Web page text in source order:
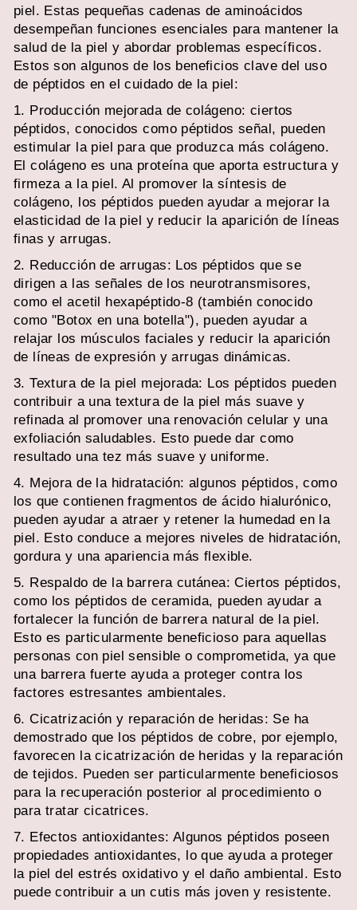
piel. Estas pequeñas cadenas de aminoácidos
desempeñan funciones esenciales para mantener la
salud de la piel y abordar problemas específicos.
Estos son algunos de los beneficios clave del uso
de péptidos en el cuidado de la piel:
1. Producción mejorada de colágeno: ciertos
péptidos, conocidos como péptidos señal, pueden
estimular la piel para que produzca más colágeno.
El colágeno es una proteína que aporta estructura y
firmeza a la piel. Al promover la síntesis de
colágeno, los péptidos pueden ayudar a mejorar la
elasticidad de la piel y reducir la aparición de líneas
finas y arrugas.
2. Reducción de arrugas: Los péptidos que se
dirigen a las señales de los neurotransmisores,
como el acetil hexapéptido-8 (también conocido
como "Botox en una botella"), pueden ayudar a
relajar los músculos faciales y reducir la aparición
de líneas de expresión y arrugas dinámicas.
3. Textura de la piel mejorada: Los péptidos pueden
contribuir a una textura de la piel más suave y
refinada al promover una renovación celular y una
exfoliación saludables. Esto puede dar como
resultado una tez más suave y uniforme.
4. Mejora de la hidratación: algunos péptidos, como
los que contienen fragmentos de ácido hialurónico,
pueden ayudar a atraer y retener la humedad en la
piel. Esto conduce a mejores niveles de hidratación,
gordura y una apariencia más flexible.
5. Respaldo de la barrera cutánea: Ciertos péptidos,
como los péptidos de ceramida, pueden ayudar a
fortalecer la función de barrera natural de la piel.
Esto es particularmente beneficioso para aquellas
personas con piel sensible o comprometida, ya que
una barrera fuerte ayuda a proteger contra los
factores estresantes ambientales.
6. Cicatrización y reparación de heridas: Se ha
demostrado que los péptidos de cobre, por ejemplo,
favorecen la cicatrización de heridas y la reparación
de tejidos. Pueden ser particularmente beneficiosos
para la recuperación posterior al procedimiento o
para tratar cicatrices.
7. Efectos antioxidantes: Algunos péptidos poseen
propiedades antioxidantes, lo que ayuda a proteger
la piel del estrés oxidativo y el daño ambiental. Esto
puede contribuir a un cutis más joven y resistente.